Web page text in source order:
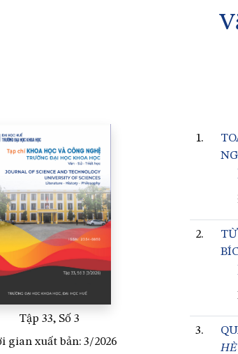
Tập 33, Số 3
gian xuất bản: 3/2026
1.
2.
3.